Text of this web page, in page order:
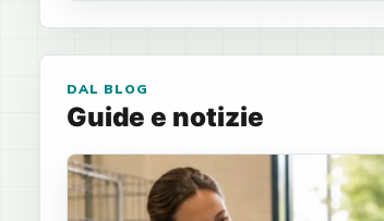
DAL BLOG
Guide e notizie